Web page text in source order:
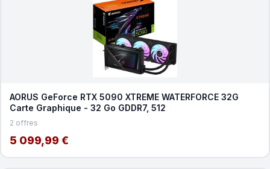
AORUS GeForce RTX 5090 XTREME WATERFORCE 32G
Carte Graphique - 32 Go GDDR7, 512
2 offres
5 099,99 €